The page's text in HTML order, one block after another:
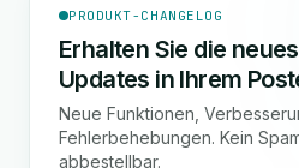
PRODUKT-CHANGELOG
Erhalten Sie die
Updates in Ihrem
Neue Funktionen,
Fehlerbehebungen. Kein
abbestellbar.